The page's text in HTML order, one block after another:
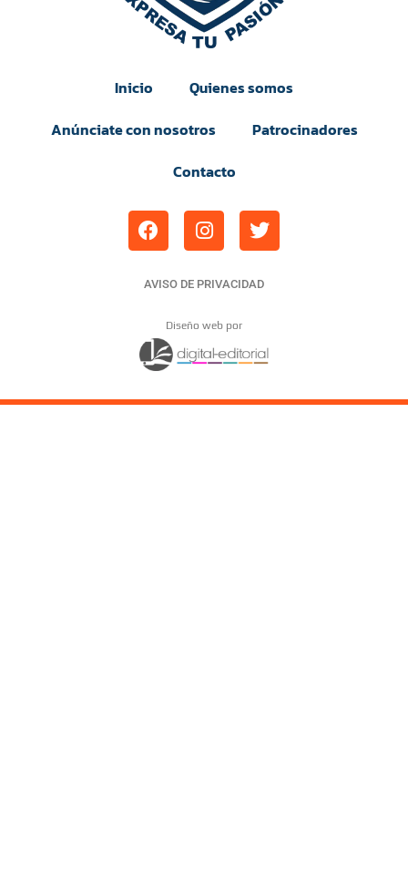
Inicio
Quienes somos
Anúnciate con nosotros
Patrocinadores
Contacto
AVISO DE PRIVACIDAD
Diseño web por